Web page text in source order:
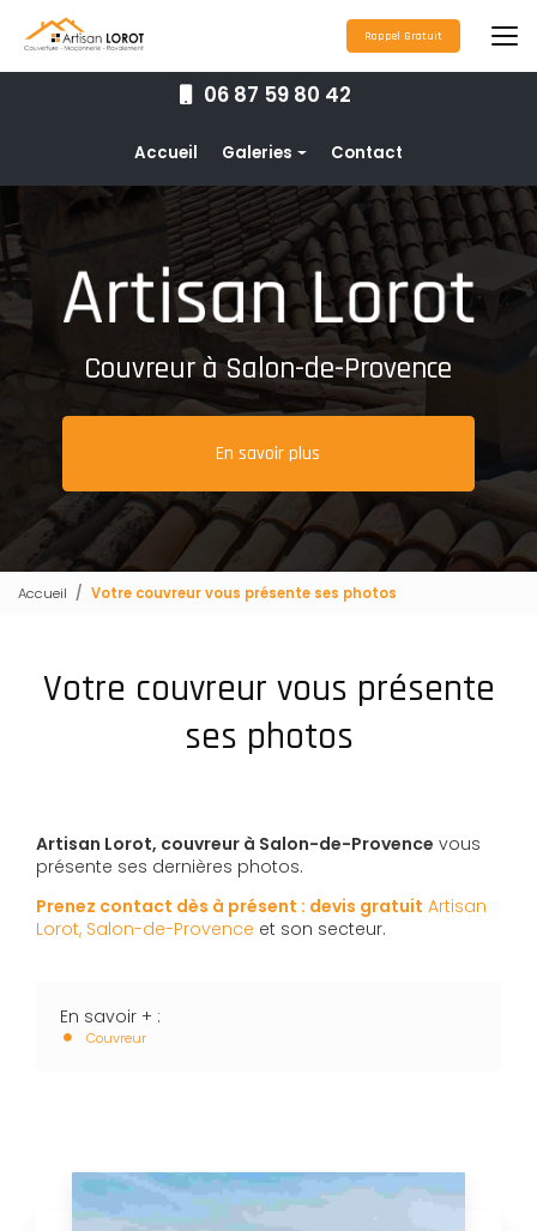
contenu
principal
06 87 59 80 42
Accueil Galeries
Couverture
Nettoyage toiture
Ravalement de façade
Étanchéité toiture
Maçonnerie
Pose de gouttières
Contact
Rappel Gratuit
Couvreur à Salon-de-Provence
En savoir plus
Accueil Votre couvreur vous présente ses photos
Votre couvreur vous présente
ses photos
Artisan Lorot, couvreur à Salon-de-Provence vous
présente ses dernières photos.
Prenez contact dès à présent : devis gratuit Artisan
Lorot, Salon-de-Provence et son secteur.
En savoir + :
Couvreur